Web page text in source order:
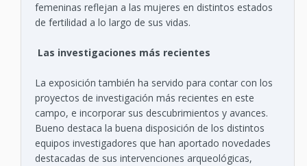
femeninas reflejan a las mujeres en distintos estados
de fertilidad a lo largo de sus vidas.
Las investigaciones más recientes
La exposición también ha servido para contar con los
proyectos de investigación más recientes en este
campo, e incorporar sus descubrimientos y avances.
Bueno destaca la buena disposición de los distintos
equipos investigadores que han aportado novedades
destacadas de sus intervenciones arqueológicas,